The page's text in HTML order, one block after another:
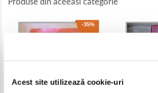
Acest site utilizează cookie-uri
Produse din aceeasi categorie
-35%